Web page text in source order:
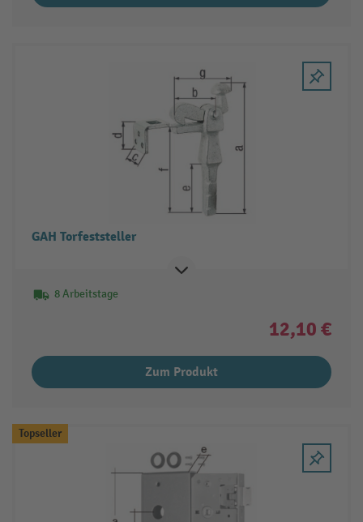
GAH Torfeststeller
8 Arbeitstage
12,10 €
Zum Produkt
Topseller